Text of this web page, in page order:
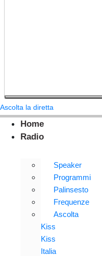
Ascolta la diretta
Home
Radio
Speaker
Programmi
Palinsesto
Frequenze
Ascolta
Kiss
Kiss
Italia